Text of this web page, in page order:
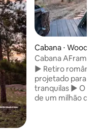
Cabana ⋅
Cabana AFrame
privativa,
► Retiro
projetado para
tranquilas ► O
de um milhão de